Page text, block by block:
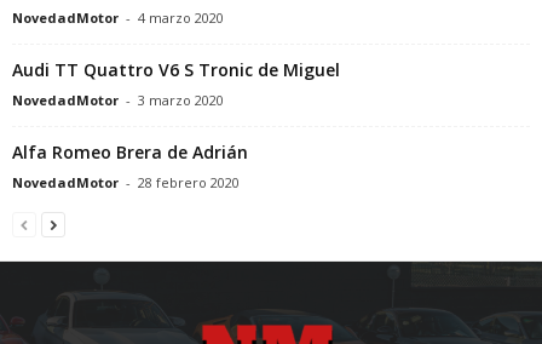
NovedadMotor - 4 marzo 2020
Audi TT Quattro V6 S Tronic de Miguel
NovedadMotor - 3 marzo 2020
Alfa Romeo Brera de Adrián
NovedadMotor - 28 febrero 2020